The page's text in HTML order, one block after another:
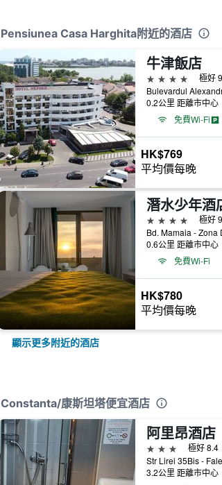
Pensiunea Casa Harghita附近的酒店
牛津飯店
4星級
極好
0.2公里 距離市中心
免費Wi-Fi
HK$769
平均價每晚
潛水少年酒
4星級
極好
0.6公里 距離市中心
免費Wi-Fi
HK$780
平均價每晚
顯示更多附近的酒店
Constanta/康斯坦塔便宜酒店
阿里昂酒店
3星級
極好 8.4
3.2公里 距離市中心